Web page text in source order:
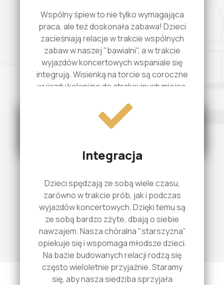
Wspólny śpiew to nie tylko wymagająca
praca, ale też doskonała zabawa! Dzieci
zacieśniają relacje w trakcie wspólnych
zabaw w naszej "bawialni", a w trakcie
wyjazdów koncertowych wspaniale się
integrują. Wisienką na torcie są coroczne
wyjazdy kolonijne do atrakcyjnych miejsc,
wokalne.
Integracja
Dzieci spędzają ze sobą wiele czasu,
zarówno w trakcie prób, jak i podczas
wyjazdów koncertowych. Dzięki temu są
ze sobą bardzo zżyte, dbają o siebie
nawzajem. Nasza chóralna "starszyzna”
opiekuje się i wspomaga młodsze dzieci.
Na bazie budowanych relacji rodzą się
często wieloletnie przyjaźnie. Staramy
się, aby nasza siedziba sprzyjała